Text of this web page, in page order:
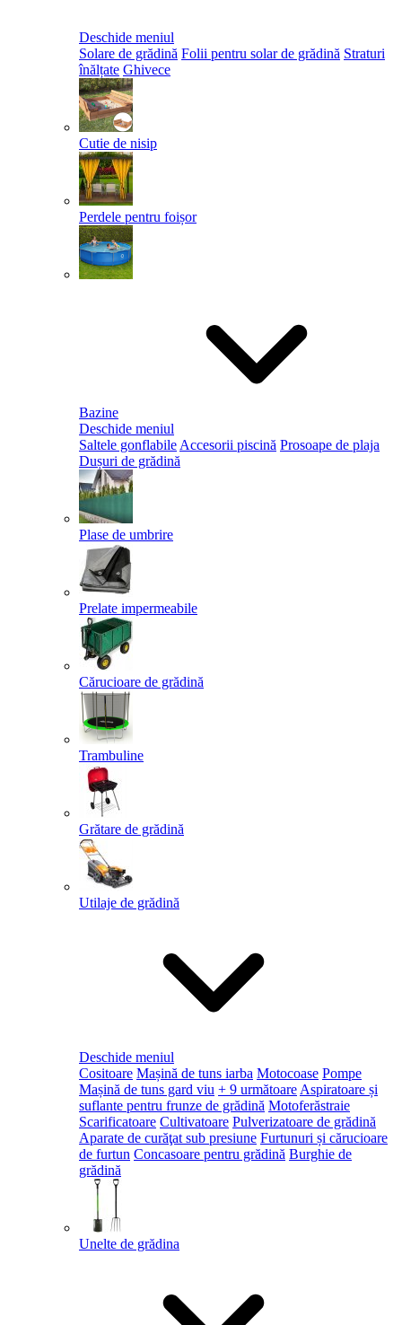
Deschide meniul
Solare de grădină Folii pentru solar de grădină Straturi
înălțate Ghivece
Cutie de nisip
Perdele pentru foișor
Bazine
Deschide meniul
Saltele gonflabile Accesorii piscină Prosoape de plaja
Dușuri de grădină
Plase de umbrire
Prelate impermeabile
Cărucioare de grădină
Trambuline
Grătare de grădină
Utilaje de grădină
Deschide meniul
Cositoare Mașină de tuns iarba Motocoase Pompe
Mașină de tuns gard viu + 9 următoare Aspiratoare și
suflante pentru frunze de grădină Motoferăstraie
Scarificatoare Cultivatoare Pulverizatoare de grădină
Aparate de curăţat sub presiune Furtunuri și cărucioare
de furtun Concasoare pentru grădină Burghie de
grădină
Unelte de grădina